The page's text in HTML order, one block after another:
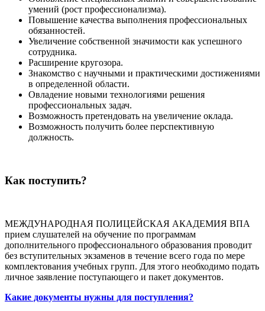
умений (рост профессионализма).
Повышение качества выполнения профессиональных
обязанностей.
Увеличение собственной значимости как успешного
сотрудника.
Расширение кругозора.
Знакомство с научными и практическими достижениями
в определенной области.
Овладение новыми технологиями решения
профессиональных задач.
Возможность претендовать на увеличение оклада.
Возможность получить более перспективную
должность.
Как поступить?
МЕЖДУНАРОДНАЯ ПОЛИЦЕЙСКАЯ АКАДЕМИЯ ВПА
прием слушателей на обучение по программам
дополнительного профессионального образования проводит
без вступительных экзаменов в течение всего года по мере
комплектования учебных групп. Для этого необходимо подать
личное заявление поступающего и пакет документов.
Какие документы нужны для поступления?